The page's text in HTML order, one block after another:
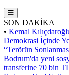
SON DAKİKA
• Kemal
Demokrasi İçinde
“Terörün
Bodrum'da yeni
transferine 70 bin